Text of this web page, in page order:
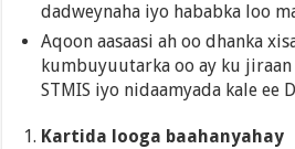
dadweynaha iyo hababka loo
Aqoon aasaasi ah oo dhanka
kumbuyuutarka oo ay ku jiraan
STMIS iyo nidaamyada kale ee
Kartida looga baahanyahay